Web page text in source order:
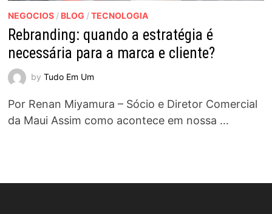
NEGOCIOS/ BLOG /TECNOLOGIA
Rebranding: quando a estratégia é
necessária para a marca e cliente?
by Tudo Em Um
Por Renan Miyamura – Sócio e Diretor Comercial
da Maui Assim como acontece em nossa …